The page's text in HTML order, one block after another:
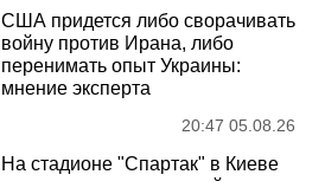
США придется либо сворачивать
войну против Ирана, либо
перенимать опыт Украины:
мнение эксперта
20:47 05.08.26
На стадионе "Спартак" в Киеве